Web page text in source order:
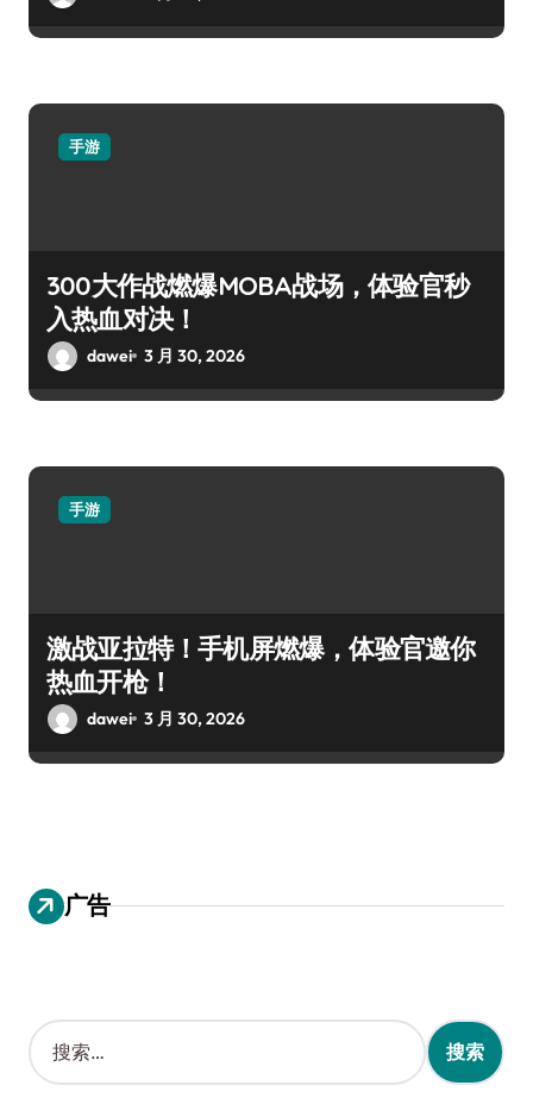
手游
300大作战燃爆MOBA战场，体验官秒
入热血对决！
dawei 3 月 30, 2026
手游
激战亚拉特！手机屏燃爆，体验官邀你
热血开枪！
dawei 3 月 30, 2026
广告
搜
索
：